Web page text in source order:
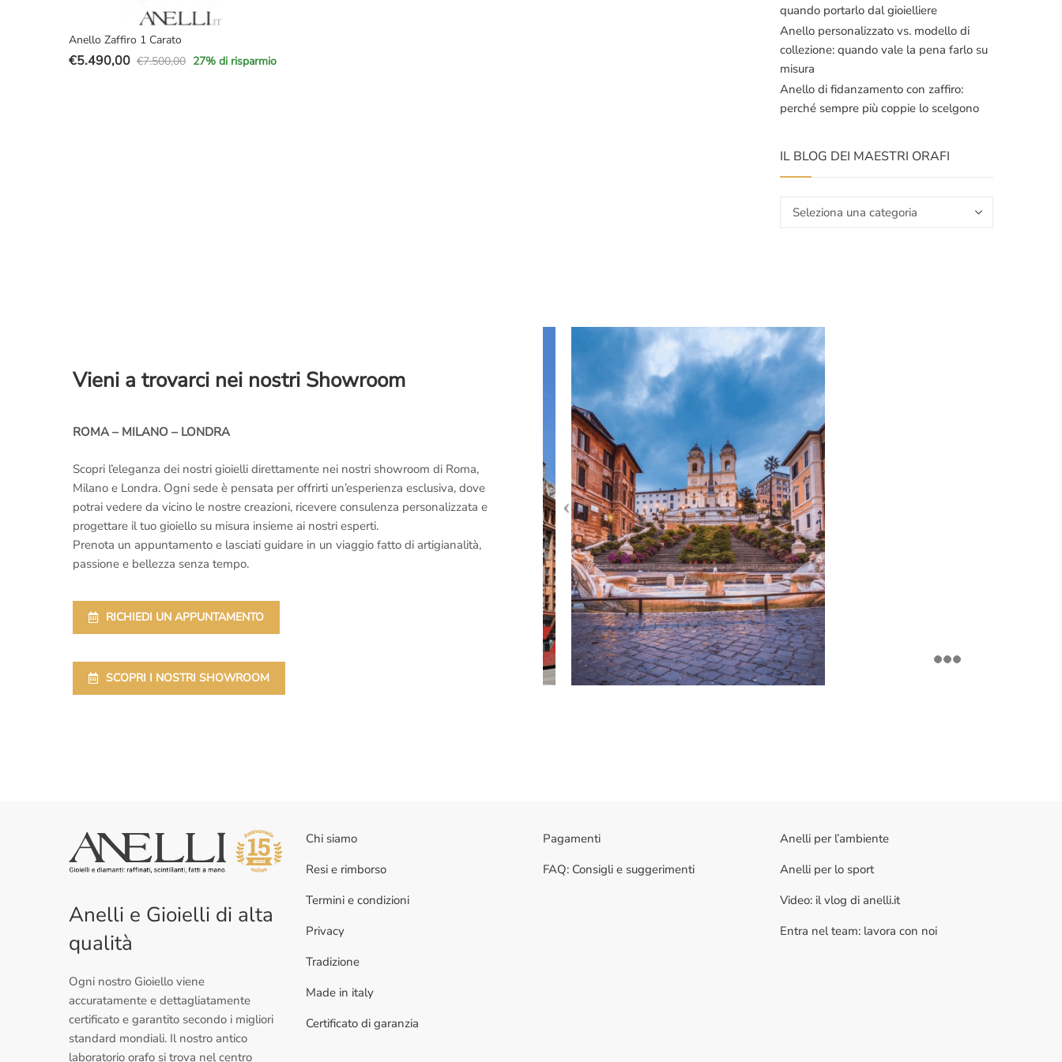
Anello Zaffiro 1 Carato
€7.500,00
Il
€5.490,00
Il
27% di risparmio
quando portarlo dal gioielliere
Anello personalizzato vs. modello di
collezione: quando vale la pena farlo su
misura
Anello di fidanzamento con zaffiro:
perché sempre più coppie lo scelgono
IL BLOG DEI MAESTRI ORAFI
Vieni a trovarci nei nostri Showroom
ROMA – MILANO – LONDRA
Scopri l’eleganza dei nostri gioielli direttamente nei nostri showroom di Roma,
Milano e Londra. Ogni sede è pensata per offrirti un’esperienza esclusiva, dove
potrai vedere da vicino le nostre creazioni, ricevere consulenza personalizzata e
progettare il tuo gioiello su misura insieme ai nostri esperti.
Prenota un appuntamento e lasciati guidare in un viaggio fatto di artigianalità,
passione e bellezza senza tempo.
RICHIEDI UN APPUNTAMENTO
SCOPRI I NOSTRI SHOWROOM
Anelli e Gioielli di alta
qualità
Ogni nostro Gioiello viene
accuratamente e dettagliatamente
certificato e garantito secondo i migliori
standard mondiali. Il nostro antico
laboratorio orafo si trova nel centro
Chi siamo
Resi e rimborso
Termini e condizioni
Privacy
Tradizione
Made in italy
Certificato di garanzia
Pagamenti
FAQ: Consigli e suggerimenti
Anelli per l’ambiente
Anelli per lo sport
Video: il vlog di anelli.it
Entra nel team: lavora con noi